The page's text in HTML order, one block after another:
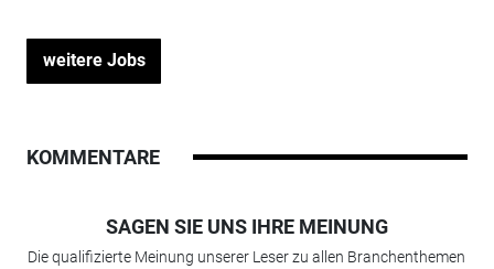
weitere Jobs
KOMMENTARE
SAGEN SIE UNS IHRE MEINUNG
Die qualifizierte Meinung unserer Leser zu allen Branchenthemen